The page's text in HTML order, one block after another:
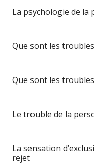
La psychologie de la
Que sont les
Que sont les
Le trouble de la
La sensation
rejet